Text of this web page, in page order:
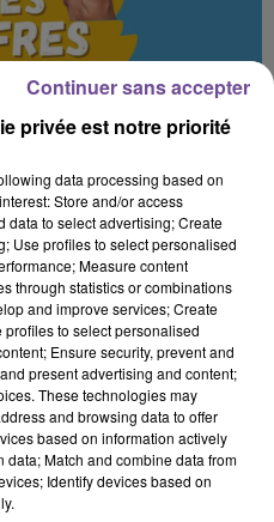
dans l’accueil
Guéret recherche
(H/F).
de mineurs basée à
(H/F). Placé sous
privée est notre priorité
data processing based on
Store and/or access
data to select advertising; Create
Use profiles to select personalised
Measure content
through statistics or combinations
and improve services; Create
to select personalised
Ensure security, prevent and
present advertising and content;
These technologies may
and browsing data to offer
based on information actively
Match and combine data from
Identify devices based on
Continuer sans accepter